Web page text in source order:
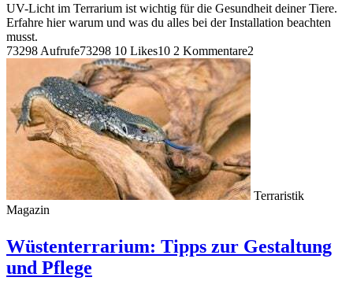
UV-Licht im Terrarium ist wichtig für die Gesundheit deiner Tiere.
Erfahre hier warum und was du alles bei der Installation beachten
musst.
73298 Aufrufe73298 10 Likes10 2 Kommentare2
Terraristik
Magazin
Wüstenterrarium: Tipps zur Gestaltung
und Pflege